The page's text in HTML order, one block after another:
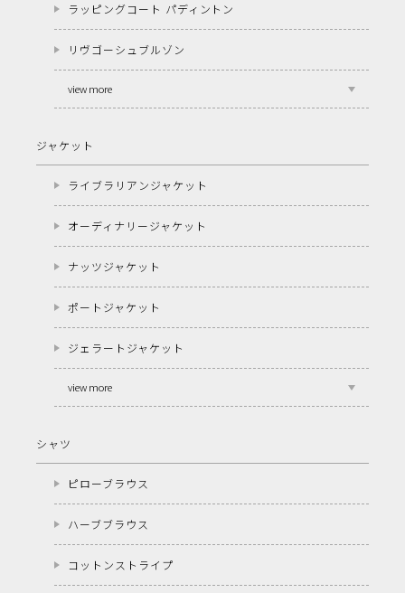
ラッピングコート パディントン
リヴゴーシュブルゾン
view more
ジャケット
ライブラリアンジャケット
オーディナリージャケット
ナッツジャケット
ポートジャケット
ジェラートジャケット
view more
シャツ
ピローブラウス
ハーブブラウス
コットンストライプ